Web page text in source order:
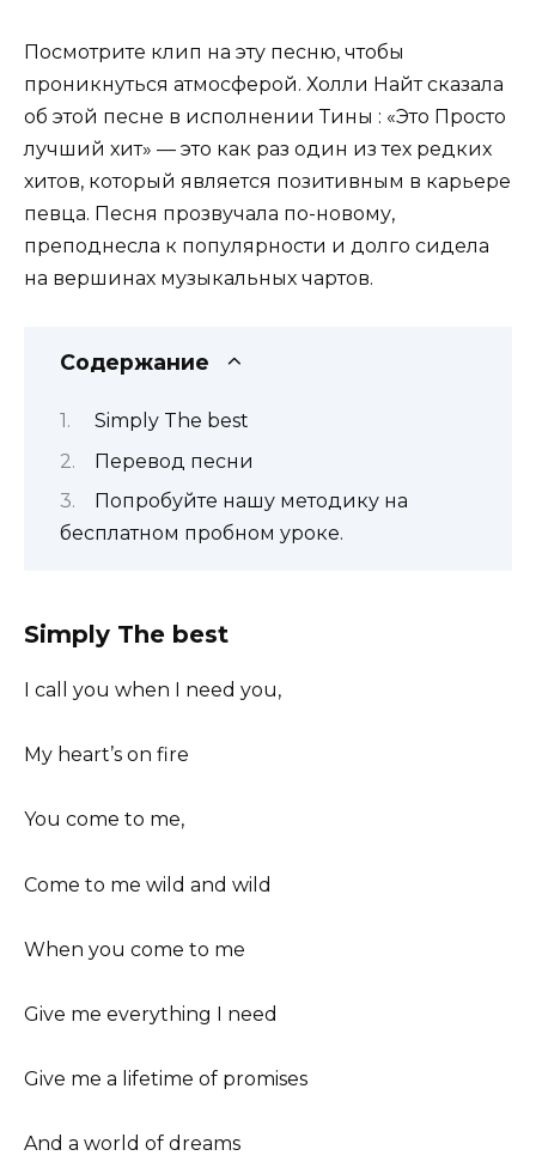
Посмотрите клип на эту песню, чтобы
проникнуться атмосферой. Холли Найт сказала
об этой песне в исполнении Тины : «Это Просто
лучший хит» — это как раз один из тех редких
хитов, который является позитивным в карьере
певца. Песня прозвучала по-новому,
преподнесла к популярности и долго сидела
на вершинах музыкальных чартов.
Содержание
Simply The best
Перевод песни
Попробуйте нашу методику на
бесплатном пробном уроке.
Simply The best
I call you when I need you,
My heart’s on fire
You come to me,
Come to me wild and wild
When you come to me
Give me everything I need
Give me a lifetime of promises
And a world of dreams